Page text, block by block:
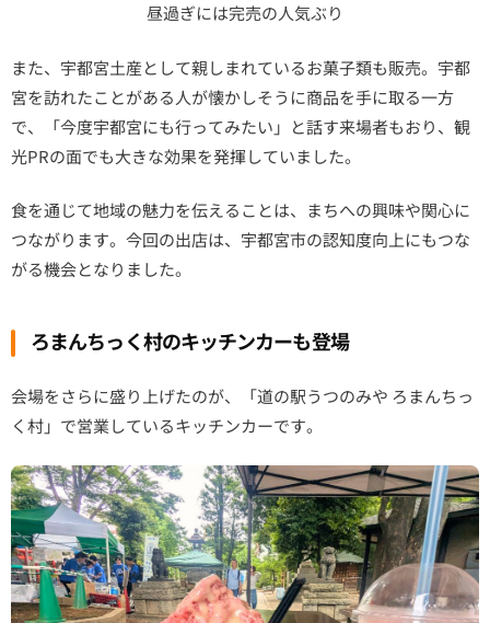
昼過ぎには完売の人気ぶり
また、宇都宮土産として親しまれているお菓子類も販売。宇都
宮を訪れたことがある人が懐かしそうに商品を手に取る一方
で、「今度宇都宮にも行ってみたい」と話す来場者もおり、観
光PRの面でも大きな効果を発揮していました。
食を通じて地域の魅力を伝えることは、まちへの興味や関心に
つながります。今回の出店は、宇都宮市の認知度向上にもつな
がる機会となりました。
ろまんちっく村のキッチンカーも登場
会場をさらに盛り上げたのが、「道の駅うつのみや ろまんちっ
く村」で営業しているキッチンカーです。